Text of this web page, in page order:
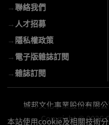
→聯絡我們
→ 人才招募
→隱私權政策
→電子版雜誌訂閱
→雜誌訂閱
城邦文化事業股份有限
Copyright © 2026
本站使用cookie及相關技術